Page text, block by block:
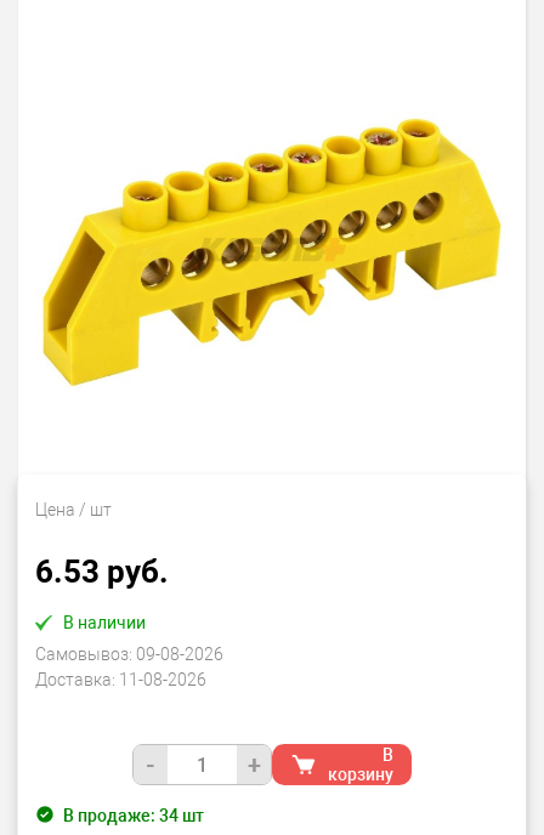
Цена / шт
6.53 руб.
В наличии
Самовывоз: 09-08-2026
Доставка: 11-08-2026
- +
В
корзину
В продаже: 34шт